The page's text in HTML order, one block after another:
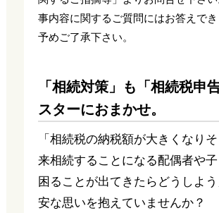
事内容に関するご質問にはお答えで
予めご了承下さい。
「相続対策」も「相続税申
スターにおまかせ。
「相続税の納税額が大きくなり
来相続することになる配偶者や
困ることが出てきたらどうしよ
安な思いを抱えていませんか？